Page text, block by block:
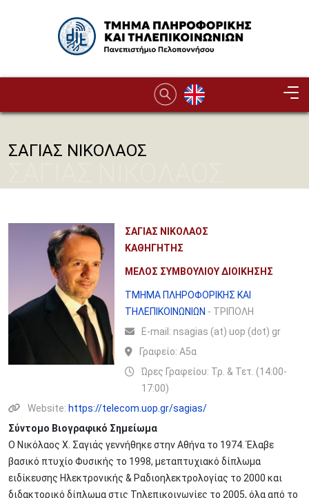
Image
ΣΑΓΙΑΣ ΝΙΚΟΛΑΟΣ
ΣΑΓΙΑΣ ΝΙΚΟΛΑΟΣ
ΚΑΘΗΓΗΤΗΣ
ΜΕΛΟΣ ΣΥΜΒΟΥΛΙΟΥ ΔΙΟΙΚΗΣΗΣ
ΤΜΗΜΑ ΠΛΗΡΟΦΟΡΙΚΗΣ ΚΑΙ
ΤΗΛΕΠΙΚΟΙΝΩΝΙΩΝ - ΤΡΙΠΟΛΗ
Ε-mail:nsagias (at) uop (dot) gr
Γραφείο:Α5α
Ώρες Γραφείου: Τρ. & Τετ. (14:00-
17:00)
Website: https://telecom.uop.gr/sagias/
Σύντομο Βιογραφικό Σημείωμα
Ο Νικόλαος Χ. Σαγιάς γεννήθηκε στην Αθήνα το 1974. Έλαβε
βασικό πτυχίο Φυσικής το 1998, μεταπτυχιακό δίπλωμα
ειδίκευσης Ηλεκτρονικής & Ραδιοηλεκτρολογίας το 2000 και
διδακτορικό δίπλωμα στις Τηλεπικοινωνίες το 2005, όλα από το